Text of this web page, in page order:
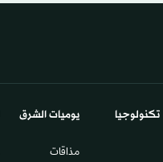
تكنولوجيا يوميات الشرق​
مذاقات